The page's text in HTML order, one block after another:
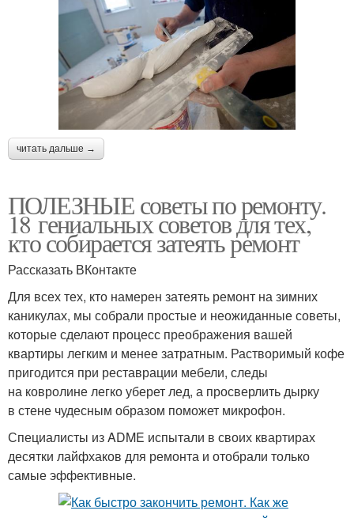
читать дальше →
ПОЛЕЗНЫЕ советы по ремонту.
18 гениальных советов для тех,
кто собирается затеять ремонт
Рассказать ВКонтакте
Для всех тех, кто намерен затеять ремонт на зимних
каникулах, мы собрали простые и неожиданные советы,
которые сделают процесс преображения вашей
квартиры легким и менее затратным. Растворимый кофе
пригодится при реставрации мебели, следы
на ковролине легко уберет лед, а просверлить дырку
в стене чудесным образом поможет микрофон.
Специалисты из ADME испытали в своих квартирах
десятки лайфхаков для ремонта и отобрали только
самые эффективные.